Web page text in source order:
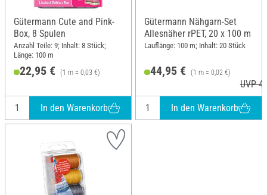
Gütermann Cute and Pink-
Box, 8 Spulen
Anzahl Teile: 9; Inhalt: 8 Stück;
Länge: 100 m
22,95 € (1 m = 0,03 €)
In den Warenkorb
Gütermann Nähgarn-Set
Allesnäher rPET, 20 x 100 m
Lauflänge: 100 m; Inhalt: 20 Stück
44,95 € (1 m = 0,02 €)
UVP
In den Warenkorb